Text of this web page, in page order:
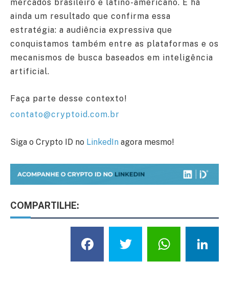
mercados brasileiro e latino-americano. E há
ainda um resultado que confirma essa
estratégia: a audiência expressiva que
conquistamos também entre as plataformas e os
mecanismos de busca baseados em inteligência
artificial.
Faça parte desse contexto!
contato@cryptoid.com.br
Siga o Crypto ID no LinkedIn agora mesmo!
COMPARTILHE:
Facebook
Twitter